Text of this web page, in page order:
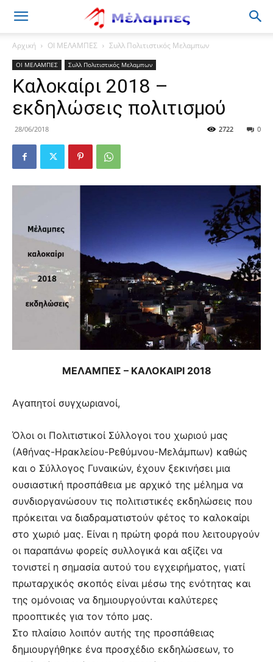
Μέλαμπες
Αρχική ΟΙ ΜΕΛΑΜΠΕΣ Συλλ Πολιτιστικός Μελαμπων
ΟΙ ΜΕΛΑΜΠΕΣ Συλλ Πολιτιστικός Μελαμπων
Καλοκαίρι 2018 –
εκδηλώσεις πολιτισμού
28/06/2018 0
2722
ΜΕΛΑΜΠΕΣ – ΚΑΛΟΚΑΙΡΙ 2018
Αγαπητοί συγχωριανοί,
Όλοι οι Πολιτιστικοί Σύλλογοι του χωριού μας
(Αθήνας-Ηρακλείου-Ρεθύμνου-Μελάμπων) καθώς
και ο Σύλλογος Γυναικών, έχουν ξεκινήσει μια
ουσιαστική προσπάθεια με αρχικό της μέλημα να
συνδιοργανώσουν τις πολιτιστικές εκδηλώσεις που
πρόκειται να διαδραματιστούν φέτος το καλοκαίρι
στο χωριό μας. Είναι η πρώτη φορά που λειτουργούν
οι παραπάνω φορείς συλλογικά και αξίζει να
τονιστεί η σημασία αυτού του εγχειρήματος, γιατί
πρωταρχικός σκοπός είναι μέσω της ενότητας και
της ομόνοιας να δημιουργούνται καλύτερες
προοπτικές για τον τόπο μας.
Στο πλαίσιο λοιπόν αυτής της προσπάθειας
δημιουργήθηκε ένα προσχέδιο εκδηλώσεων, το